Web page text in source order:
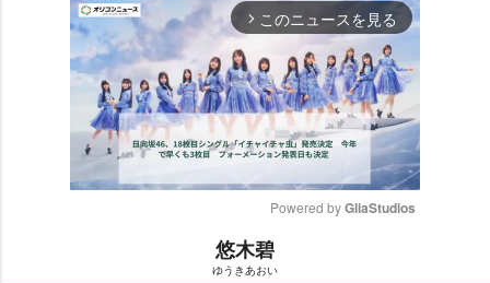
arrow_forward_ios このニュースを見る
Powered by GliaStudios
悠木碧
ゆうきあおい